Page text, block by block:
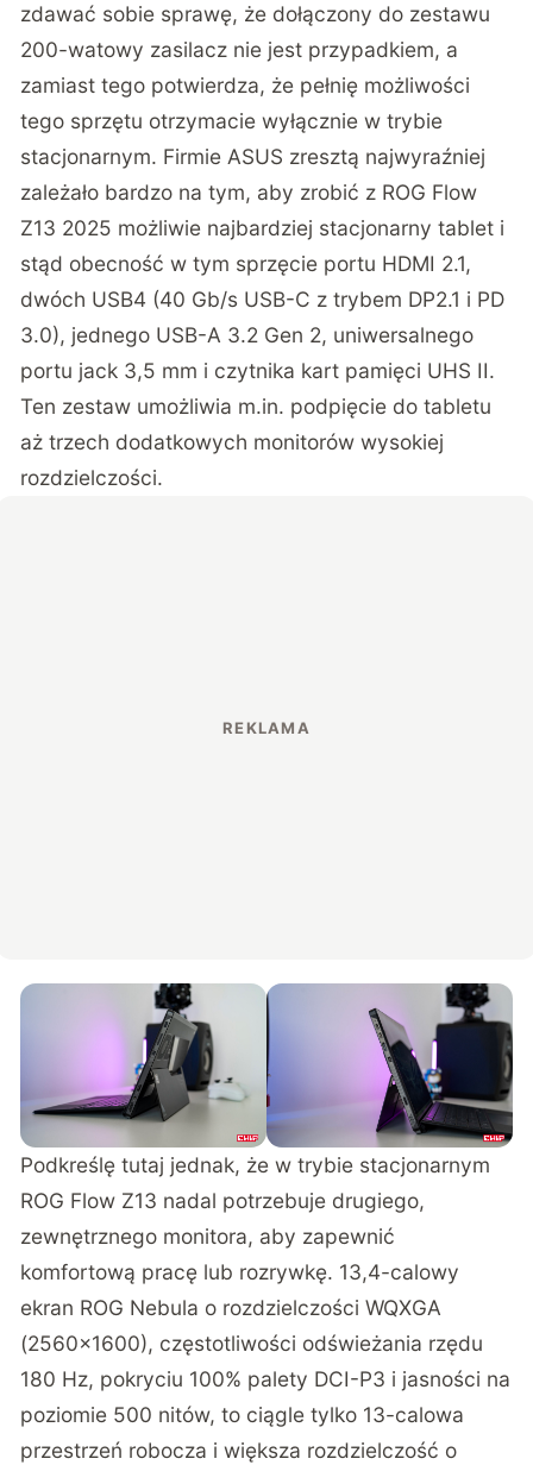
zdawać sobie sprawę, że dołączony do zestawu
200-watowy zasilacz nie jest przypadkiem, a
zamiast tego potwierdza, że pełnię możliwości
tego sprzętu otrzymacie wyłącznie w trybie
stacjonarnym. Firmie ASUS zresztą najwyraźniej
zależało bardzo na tym, aby zrobić z ROG Flow
Z13 2025 możliwie najbardziej stacjonarny tablet i
stąd obecność w tym sprzęcie portu HDMI 2.1,
dwóch USB4 (40 Gb/s USB-C z trybem DP2.1 i PD
3.0), jednego USB-A 3.2 Gen 2, uniwersalnego
portu jack 3,5 mm i czytnika kart pamięci UHS II.
Ten zestaw umożliwia m.in. podpięcie do tabletu
aż trzech dodatkowych monitorów wysokiej
rozdzielczości.
Podkreślę tutaj jednak, że w trybie stacjonarnym
ROG Flow Z13 nadal potrzebuje drugiego,
zewnętrznego monitora, aby zapewnić
komfortową pracę lub rozrywkę. 13,4-calowy
ekran ROG Nebula o rozdzielczości WQXGA
(2560×1600), częstotliwości odświeżania rzędu
180 Hz, pokryciu 100% palety DCI-P3 i jasności na
poziomie 500 nitów, to ciągle tylko 13-calowa
przestrzeń robocza i większa rozdzielczość o